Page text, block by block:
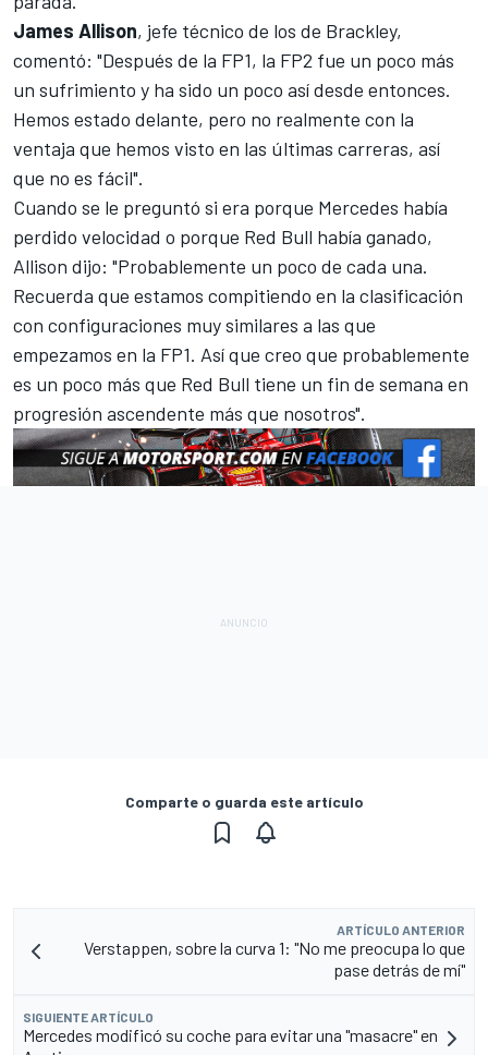
James Allison, jefe técnico de los de Brackley,
comentó: "Después de la FP1, la FP2 fue un poco más
un sufrimiento y ha sido un poco así desde entonces.
Hemos estado delante, pero no realmente con la
ventaja que hemos visto en las últimas carreras, así
que no es fácil".
Cuando se le preguntó si era porque Mercedes había
perdido velocidad o porque Red Bull había ganado,
Allison dijo: "Probablemente un poco de cada una.
Recuerda que estamos compitiendo en la clasificación
con configuraciones muy similares a las que
empezamos en la FP1. Así que creo que probablemente
es un poco más que Red Bull tiene un fin de semana en
progresión ascendente más que nosotros".
Comparte o guarda este artículo
ARTÍCULO ANTERIOR
Verstappen, sobre la curva 1: "No me preocupa lo que
pase detrás de mí"
SIGUIENTE ARTÍCULO
Mercedes modificó su coche para evitar una "masacre" en